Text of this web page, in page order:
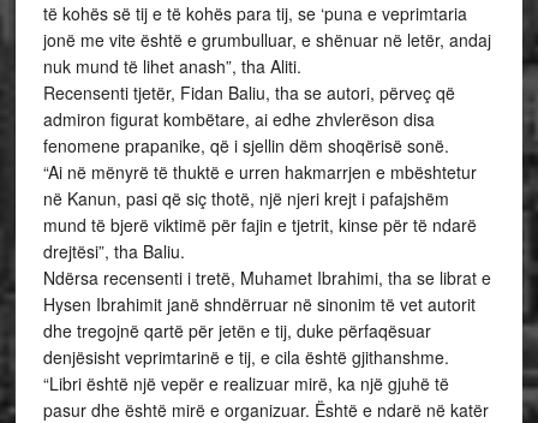
të kohës së tij e të kohës para tij, se ‘puna e veprimtaria
jonë me vite është e grumbulluar, e shënuar në letër, andaj
nuk mund të lihet anash”, tha Aliti.
Recensenti tjetër, Fidan Baliu, tha se autori, përveç që
admiron figurat kombëtare, ai edhe zhvlerëson disa
fenomene prapanike, që i sjellin dëm shoqërisë sonë.
“Ai në mënyrë të thuktë e urren hakmarrjen e mbështetur
në Kanun, pasi që siç thotë, një njeri krejt i pafajshëm
mund të bjerë viktimë për fajin e tjetrit, kinse për të ndarë
drejtësi”, tha Baliu.
Ndërsa recensenti i tretë, Muhamet Ibrahimi, tha se librat e
Hysen Ibrahimit janë shndërruar në sinonim të vet autorit
dhe tregojnë qartë për jetën e tij, duke përfaqësuar
denjësisht veprimtarinë e tij, e cila është gjithanshme.
“Libri është një vepër e realizuar mirë, ka një gjuhë të
pasur dhe është mirë e organizuar. Është e ndarë në katër